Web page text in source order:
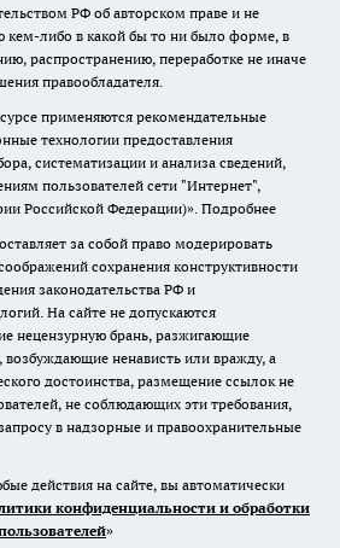
РФ об авторском праве и не
кем-либо в какой бы то ни было форме, в
распространению, переработке не иначе
правообладателя.
применяются рекомендательные
технологии предоставления
систематизации и анализа сведений,
пользователей сети "Интернет",
Российской Федерации)». Подробнее
за собой право модерировать
сохранения конструктивности
законодательства РФ и
На сайте не допускаются
нецензурную брань, разжигающие
ненависть или вражду, а
достоинства, размещение ссылок не
не соблюдающих эти требования,
в надзорные и правоохранительные
действия на сайте, вы автоматически
конфиденциальности и обработки
»